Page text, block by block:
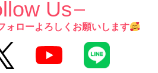
Us
ォローよろしくお願いします